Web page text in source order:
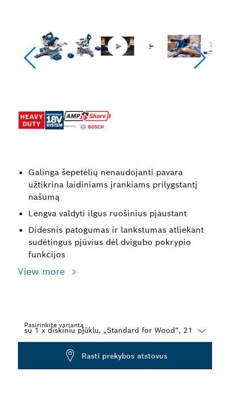
Galinga šepetėlių nenaudojanti pavara
užtikrina laidiniams įrankiams prilygstantį
našumą
Lengva valdyti ilgus ruošinius pjaustant
Didesnis patogumas ir lankstumas atliekant
sudėtingus pjūvius dėl dvigubo pokrypio
funkcijos
View more
Pasirinkite variantą
Rasti prekybos atstovus